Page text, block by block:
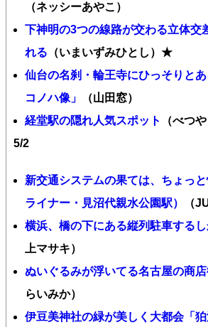
（ネッシーあやこ）
下神明の3つの線路が交わる立体交
れる （いまいずみひとし）★
仙台の名刹・輪王寺にひっそりと
コノハ像」
（山田窓）
経堂駅の隠れ人気スポット
（べつ
5/2
新交通システムの果ては、ちょっ
ライナー・見沼代親水公園駅）
（
横浜、橋の下にある縦列駐車する
上マサキ）
ぬいぐるみが浮いてる名古屋の商
らいみか）
伊豆美神社の緑が美しく大都会「